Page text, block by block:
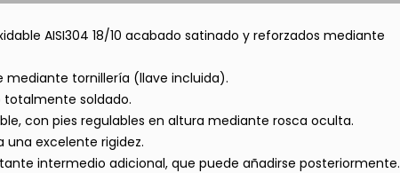
AISI304 18/10 acabado satinado y reforzados mediante
tornillería (llave incluida).
soldado.
con pies regulables en altura mediante rosca oculta.
una excelente rigidez.
intermedio adicional, que puede añadirse posteriormente.